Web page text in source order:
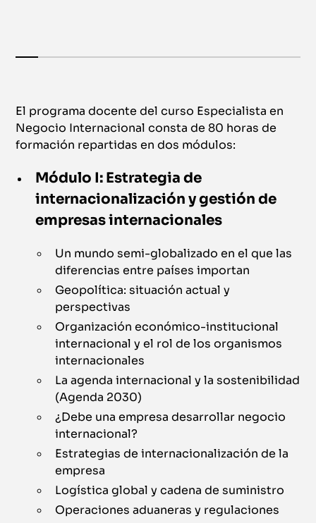
El programa docente del curso Especialista en
Negocio Internacional consta de 80 horas de
formación repartidas en dos módulos:
Módulo I: Estrategia de
internacionalización y gestión de
empresas internacionales
Un mundo semi-globalizado en el que las
diferencias entre países importan
Geopolítica: situación actual y
perspectivas
Organización económico-institucional
internacional y el rol de los organismos
internacionales
La agenda internacional y la sostenibilidad
(Agenda 2030)
¿Debe una empresa desarrollar negocio
internacional?
Estrategias de internacionalización de la
empresa
Logística global y cadena de suministro
Operaciones aduaneras y regulaciones